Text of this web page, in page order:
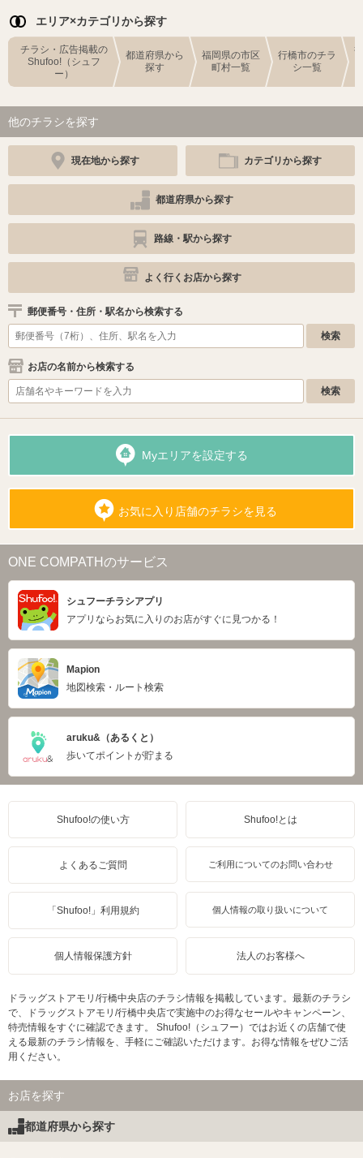
エリア×カテゴリから探す
チラシ・広告掲載の
Shufoo!（シュフ
ー）
都道府県から
探す
福岡県の市区
町村一覧
行橋市のチラ
シ一覧
他のチラシを探す
現在地から探す カテゴリから探す
都道府県から探す
路線・駅から探す
よく行くお店から探す
郵便番号・住所・駅名から検索する
お店の名前から検索する
Myエリアを設定する
お気に入り店舗のチラシを見る
ONE COMPATHのサービス
シュフーチラシアプリ
アプリならお気に入りのお店がすぐに見つかる！
Mapion
地図検索・ルート検索
aruku&（あるくと）
歩いてポイントが貯まる
Shufoo!の使い方 Shufoo!とは
よくあるご質問 ご利用についてのお問い合わせ
「Shufoo!」利用規約 個人情報の取り扱いについて
個人情報保護方針 法人のお客様へ
ドラッグストアモリ/行橋中央店のチラシ情報を掲載しています。最新のチラシ
で、ドラッグストアモリ/行橋中央店で実施中のお得なセールやキャンペーン、
特売情報をすぐに確認できます。 Shufoo!（シュフー）ではお近くの店舗で使
える最新のチラシ情報を、手軽にご確認いただけます。お得な情報をぜひご活
用ください。
お店を探す
都道府県から探す